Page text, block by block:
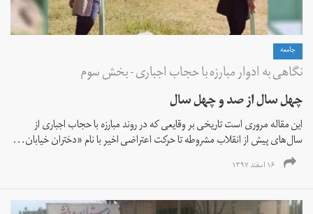
جامعه
نگاهی به ادوار مبارزه با حجاب اجباری - بخش سوم
چهل سال از صد و چهل سال
این مقاله مروری است تاریخی بر وقایعی که در روند مبارزه با حجاب اجباری از
سال‌های پیش از انقلاب مشروطه تا حرکت اعتراضی اخیر با نام «دختران خیابان...
۱۶ اسفند ۱۳۹۷